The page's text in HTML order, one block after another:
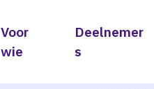
Voor
wie
Deelnemer
s